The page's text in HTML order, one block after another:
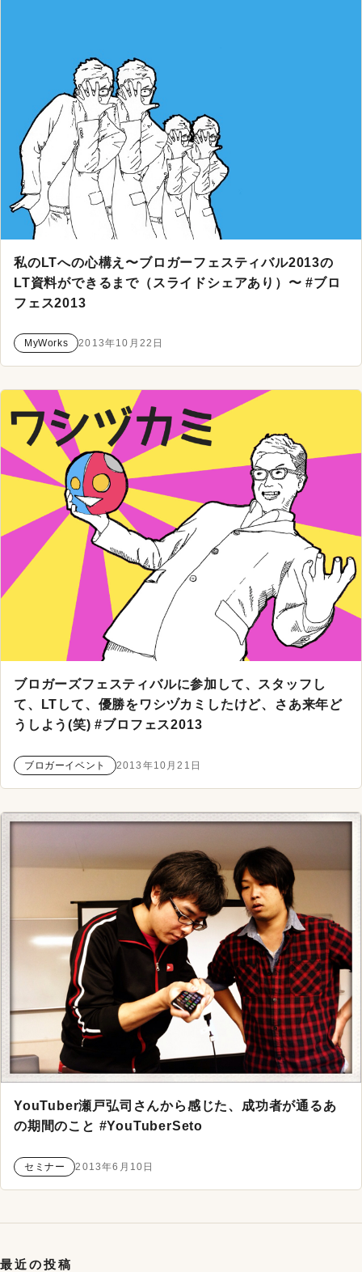
私のLTへの心構え〜ブロガーフェスティバル2013の
LT資料ができるまで（スライドシェアあり）〜 #ブロ
フェス2013
MyWorks 2013年10月22日
ブロガーズフェスティバルに参加して、スタッフし
て、LTして、優勝をワシヅカミしたけど、さあ来年ど
うしよう(笑) #ブロフェス2013
ブロガーイベント 2013年10月21日
YouTuber瀬戸弘司さんから感じた、成功者が通るあ
の期間のこと #YouTuberSeto
セミナー 2013年6月10日
最近の投稿